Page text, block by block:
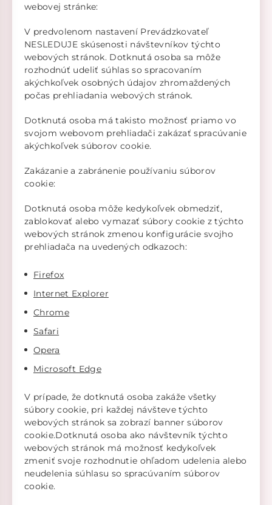
webovej stránke:
V predvolenom nastavení Prevádzkovateľ
NESLEDUJE skúsenosti návštevníkov týchto
webových stránok. Dotknutá osoba sa môže
rozhodnúť udeliť súhlas so spracovaním
akýchkoľvek osobných údajov zhromaždených
počas prehliadania webových stránok.
Dotknutá osoba má takisto možnosť priamo vo
svojom webovom prehliadači zakázať spracúvanie
akýchkoľvek súborov cookie.
Zakázanie a zabránenie používaniu súborov
cookie:
Dotknutá osoba môže kedykoľvek obmedziť,
zablokovať alebo vymazať súbory cookie z týchto
webových stránok zmenou konfigurácie svojho
prehliadača na uvedených odkazoch:
Firefox
Internet Explorer
Chrome
Safari
Opera
Microsoft Edge
V prípade, že dotknutá osoba zakáže všetky
súbory cookie, pri každej návšteve týchto
webových stránok sa zobrazí banner súborov
cookie.Dotknutá osoba ako návštevník týchto
webových stránok má možnosť kedykoľvek
zmeniť svoje rozhodnutie ohľadom udelenia alebo
neudelenia súhlasu so spracúvaním súborov
cookie.